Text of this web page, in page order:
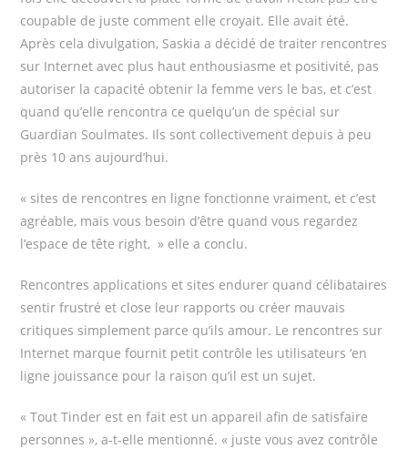
coupable de juste comment elle croyait. Elle avait été.
Après cela divulgation, Saskia a décidé de traiter rencontres
sur Internet avec plus haut enthousiasme et positivité, pas
autoriser la capacité obtenir la femme vers le bas, et c’est
quand qu’elle rencontra ce quelqu’un de spécial sur
Guardian Soulmates. Ils sont collectivement depuis à peu
près 10 ans aujourd’hui.
« sites de rencontres en ligne fonctionne vraiment, et c’est
agréable, mais vous besoin d’être quand vous regardez
l’espace de tête right, » elle a conclu.
Rencontres applications et sites endurer quand célibataires
sentir frustré et close leur rapports ou créer mauvais
critiques simplement parce qu’ils amour. Le rencontres sur
Internet marque fournit petit contrôle les utilisateurs ‘en
ligne jouissance pour la raison qu’il est un sujet.
« Tout Tinder est en fait est un appareil afin de satisfaire
personnes », a-t-elle mentionné. « juste vous avez contrôle